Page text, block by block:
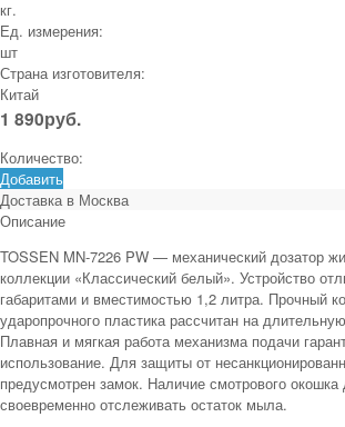
кг.
Ед. измерения:
шт
Страна изготовителя:
Китай
1 890руб.
Количество:
Добавить
Доставка в Москва
Описание
TOSSEN MN‑7226 PW — механический дозатор
коллекции «Классический белый». Устройство
габаритами и вместимостью 1,2 литра. Прочный
ударопрочного пластика рассчитан на
Плавная и мягкая работа механизма подачи
использование. Для защиты от
предусмотрен замок. Наличие смотрового окошка
своевременно отслеживать остаток мыла.